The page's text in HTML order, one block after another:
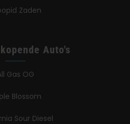
Zaden
Auto's
Gas OG
Blossom
Sour Diesel